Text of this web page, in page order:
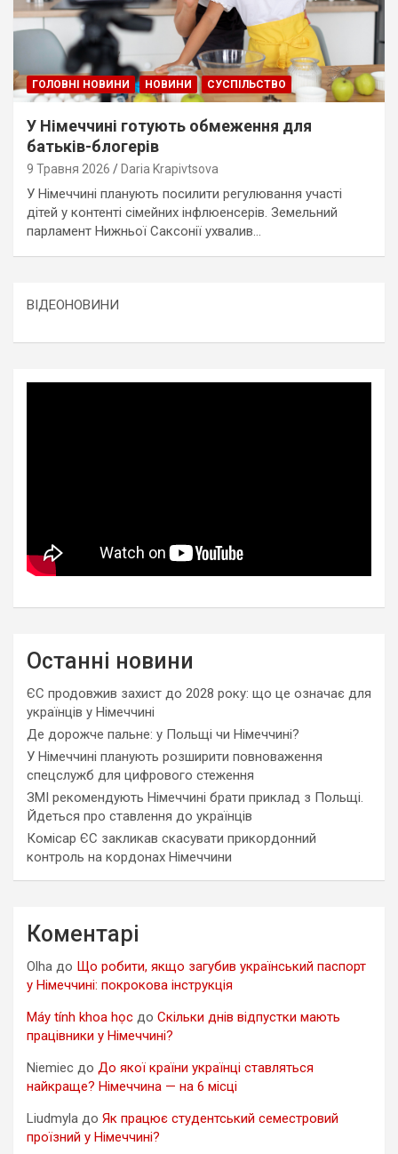
ГОЛОВНІ НОВИНИ НОВИНИ СУСПІЛЬСТВО
У Німеччині готують обмеження для
батьків-блогерів
9 Травня 2026 Daria Krapivtsova
У Німеччині планують посилити регулювання участі
дітей у контенті сімейних інфлюенсерів. Земельний
парламент Нижньої Саксонії ухвалив…
ВІДЕОНОВИНИ
Останні новини
ЄС продовжив захист до 2028 року: що це означає для
українців у Німеччині
Де дорожче пальне: у Польщі чи Німеччині?
У Німеччині планують розширити повноваження
спецслужб для цифрового стеження
ЗМІ рекомендують Німеччині брати приклад з Польщі.
Йдеться про ставлення до українців
Комісар ЄС закликав скасувати прикордонний
контроль на кордонах Німеччини
Коментарі
Olha до Що робити, якщо загубив український паспорт
у Німеччині: покрокова інструкція
Máy tính khoa học до Скільки днів відпустки мають
працівники у Німеччині?
Niemiec до До якої країни українці ставляться
найкраще? Німеччина — на 6 місці
Liudmyla до Як працює студентський семестровий
проїзний у Німеччині?